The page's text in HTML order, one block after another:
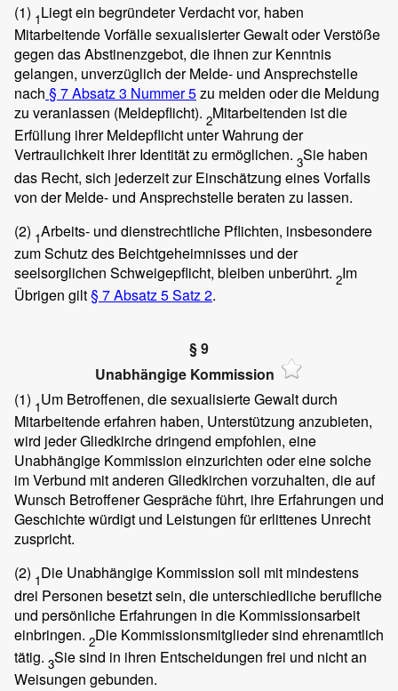
(1) 1Liegt ein begründeter Verdacht vor, haben
Mitarbeitende Vorfälle sexualisierter Gewalt oder Verstöße
gegen das Abstinenzgebot, die ihnen zur Kenntnis
gelangen, unverzüglich der Melde- und Ansprechstelle
nach § 7 Absatz 3 Nummer 5zu melden oder die Meldung
zu veranlassen (Meldepflicht). 2Mitarbeitenden ist die
Erfüllung ihrer Meldepflicht unter Wahrung der
Vertraulichkeit ihrer Identität zu ermöglichen. 3Sie haben
das Recht, sich jederzeit zur Einschätzung eines Vorfalls
von der Melde- und Ansprechstelle beraten zu lassen.
(2) 1Arbeits- und dienstrechtliche Pflichten, insbesondere
zum Schutz des Beichtgeheimnisses und der
seelsorglichen Schweigepflicht, bleiben unberührt. 2Im
Übrigen gilt§ 7 Absatz 5 Satz 2.
§ 9
Unabhängige Kommission
(1) 1Um Betroffenen, die sexualisierte Gewalt durch
Mitarbeitende erfahren haben, Unterstützung anzubieten,
wird jeder Gliedkirche dringend empfohlen, eine
Unabhängige Kommission einzurichten oder eine solche
im Verbund mit anderen Gliedkirchen vorzuhalten, die auf
Wunsch Betroffener Gespräche führt, ihre Erfahrungen und
Geschichte würdigt und Leistungen für erlittenes Unrecht
zuspricht.
(2) 1Die Unabhängige Kommission soll mit mindestens
drei Personen besetzt sein, die unterschiedliche berufliche
und persönliche Erfahrungen in die Kommissionsarbeit
einbringen. 2Die Kommissionsmitglieder sind ehrenamtlich
tätig. 3Sie sind in ihren Entscheidungen frei und nicht an
Weisungen gebunden.